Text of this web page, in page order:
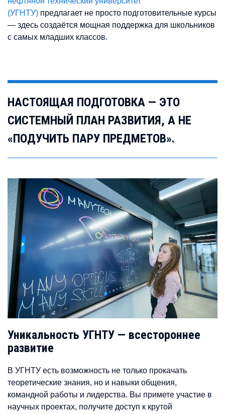
(УГНТУ) предлагает не просто подготовительные курсы
— здесь создаётся мощная поддержка для школьников
с самых младших классов.
НАСТОЯЩАЯ ПОДГОТОВКА — ЭТО
СИСТЕМНЫЙ ПЛАН РАЗВИТИЯ, А НЕ
«ПОДУЧИТЬ ПАРУ ПРЕДМЕТОВ».
Уникальность УГНТУ — всестороннее
развитие
В УГНТУ есть возможность не только прокачать
теоретические знания, но и навыки общения,
командной работы и лидерства. Вы примете участие в
научных проектах, получите доступ к крутой